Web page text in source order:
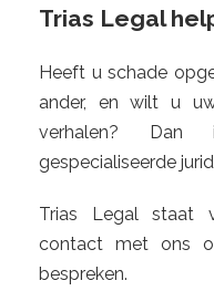
Trias Legal
Heeft u schade
ander, en wilt u
verhalen?
gespecialiseerde
Trias Legal staat
contact met ons
bespreken.